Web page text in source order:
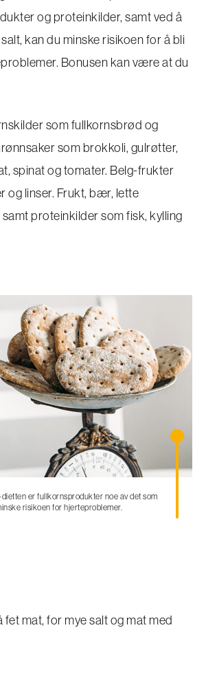
og proteinkilder, samt ved å
kan du minske risikoen for å bli
Bonusen kan være at du
som fullkornsbrød og
som brokkoli, gulrøtter,
spinat og tomater. Belg-frukter
og linser. Frukt, bær, lette
proteinkilder som fisk, kylling
er fullkornsprodukter noe av det som
risikoen for hjerteproblemer.
fet mat, for mye salt og mat med